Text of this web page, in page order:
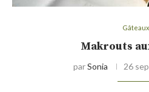
Gâteaux
Makrouts
parSonia 26